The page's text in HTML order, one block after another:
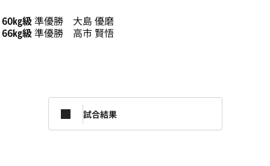
60㎏級準優勝 大島 優磨
66㎏級準優勝 高市 賢悟
試合結果